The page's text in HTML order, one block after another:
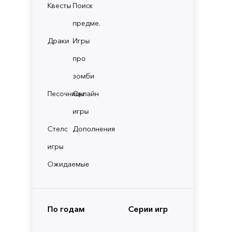
Квесты Поиск
предме.
Драки Игры
про
зомби
ПесочницыОнлайн
игры
Стелс
игры
Дополнения
Ожидаемые
По годам Серии игр